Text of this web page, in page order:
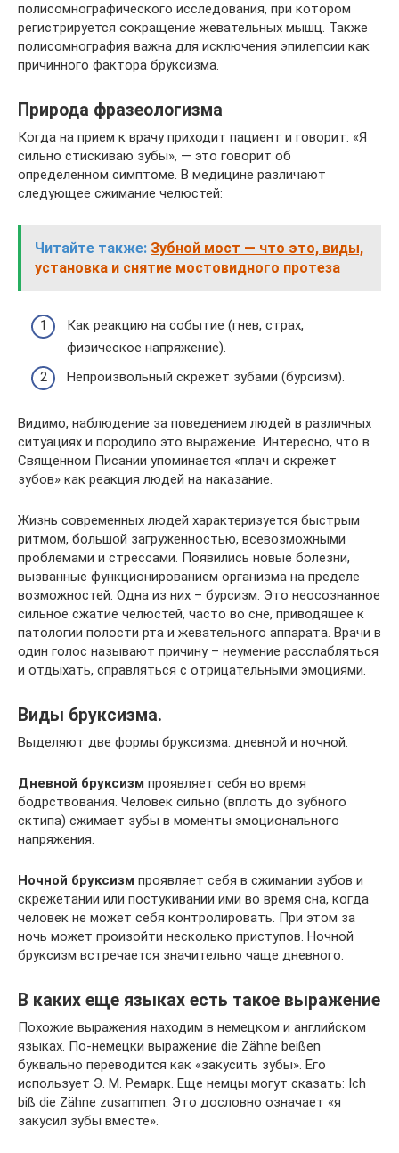
полисомнографического исследования, при котором
регистрируется сокращение жевательных мышц. Также
полисомнография важна для исключения эпилепсии как
причинного фактора бруксизма.
Природа фразеологизма
Когда на прием к врачу приходит пациент и говорит: «Я
сильно стискиваю зубы», — это говорит об
определенном симптоме. В медицине различают
следующее сжимание челюстей:
Читайте также: Зубной мост — что это, виды,
установка и снятие мостовидного протеза
Как реакцию на событие (гнев, страх,
физическое напряжение).
Непроизвольный скрежет зубами (бурсизм).
Видимо, наблюдение за поведением людей в различных
ситуациях и породило это выражение. Интересно, что в
Священном Писании упоминается «плач и скрежет
зубов» как реакция людей на наказание.
Жизнь современных людей характеризуется быстрым
ритмом, большой загруженностью, всевозможными
проблемами и стрессами. Появились новые болезни,
вызванные функционированием организма на пределе
возможностей. Одна из них – бурсизм. Это неосознанное
сильное сжатие челюстей, часто во сне, приводящее к
патологии полости рта и жевательного аппарата. Врачи в
один голос называют причину – неумение расслабляться
и отдыхать, справляться с отрицательными эмоциями.
Виды бруксизма.
Выделяют две формы бруксизма: дневной и ночной.
Дневной бруксизм проявляет себя во время
бодрствования. Человек сильно (вплоть до зубного
сктипа) сжимает зубы в моменты эмоционального
напряжения.
Ночной бруксизм проявляет себя в сжимании зубов и
скрежетании или постукивании ими во время сна, когда
человек не может себя контролировать. При этом за
ночь может произойти несколько приступов. Ночной
бруксизм встречается значительно чаще дневного.
В каких еще языках есть такое выражение
Похожие выражения находим в немецком и английском
языках. По-немецки выражение die Zähne beißen
буквально переводится как «закусить зубы». Его
использует Э. М. Ремарк. Еще немцы могут сказать: Ich
biß die Zähne zusammen. Это дословно означает «я
закусил зубы вместе».